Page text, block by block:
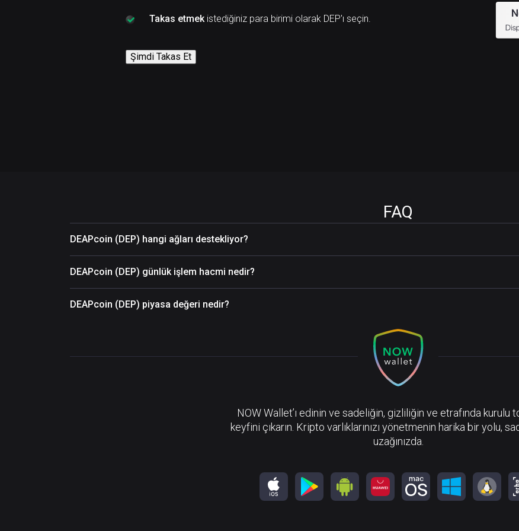
Takas etmekistediğiniz para birimi olarak DEP'ı seçin.
Şimdi Takas Et
FAQ
DEAPcoin (DEP) hangi ağları destekliyor?
DEAPcoin (DEP) günlük işlem hacmi nedir?
DEAPcoin (DEP) piyasa değeri nedir?
NOW Wallet’ı edinin ve sadeliğin, gizliliğin ve etrafında kurulu
keyfini çıkarın. Kripto varlıklarınızı yönetmenin harika bir yolu,
uzağınızda.